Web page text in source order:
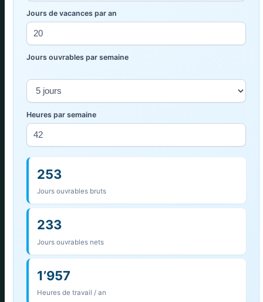
Jours de vacances par an
Jours ouvrables par semaine
Heures par semaine
253
Jours ouvrables bruts
233
Jours ouvrables nets
1’957
Heures de travail / an